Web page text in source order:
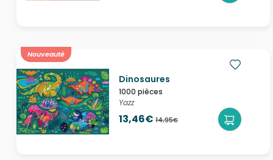
Nouveauté
Dinosaures
1000 pièces
Yazz
13,46€ 14,95€